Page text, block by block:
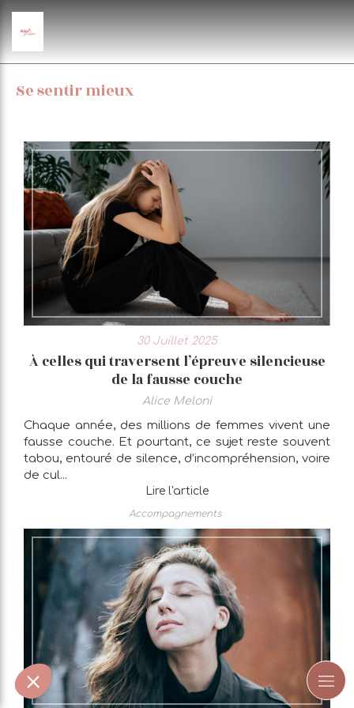
Se sentir mieux
30 Juillet 2025
À celles qui traversent l’épreuve silencieuse
de la fausse couche
Alice Meloni
Chaque année, des millions de femmes vivent une
fausse couche. Et pourtant, ce sujet reste souvent
tabou, entouré de silence, d’incompréhension, voire
de cul...
Lire l'article
Accompagnements